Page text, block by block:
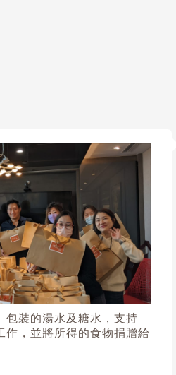
包裝的湯水及糖水，支持
作，並將所得的食物捐贈給